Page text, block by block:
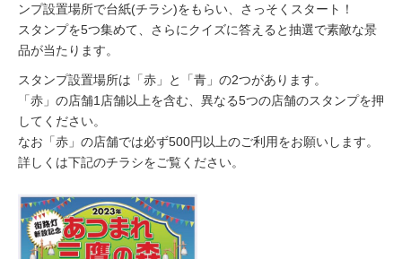
ンプ設置場所で台紙(チラシ)をもらい、さっそくスタート！
スタンプを5つ集めて、さらにクイズに答えると抽選で素敵な景
品が当たります。
スタンプ設置場所は「赤」と「青」の2つがあります。
「赤」の店舗1店舗以上を含む、異なる5つの店舗のスタンプを押
してください。
なお「赤」の店舗では必ず500円以上のご利用をお願いします。
詳しくは下記のチラシをご覧ください。